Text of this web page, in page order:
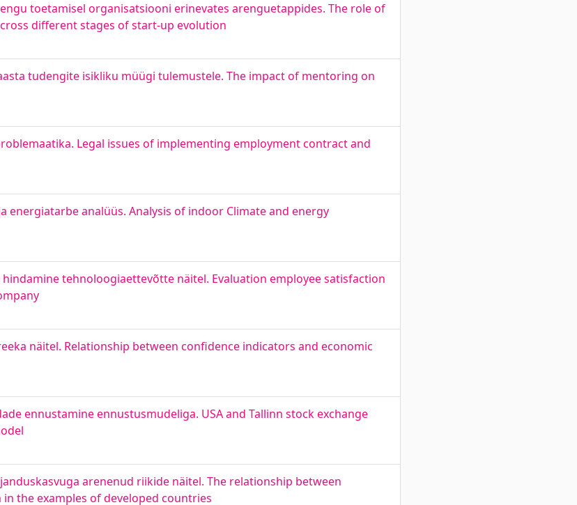
toetamisel organisatsiooni erinevates arenguetappides. The role of
different stages of start-up evolution
tudengite isikliku müügi tulemustele. The impact of mentoring on
Legal issues of implementing employment contract and
energiatarbe analüüs. Analysis of indoor Climate and energy
tehnoloogiaettevõtte näitel. Evaluation employee satisfaction
näitel. Relationship between confidence indicators and economic
ennustamine ennustusmudeliga. USA and Tallinn stock exchange
arenenud riikide näitel. The relationship between
the examples of developed countries